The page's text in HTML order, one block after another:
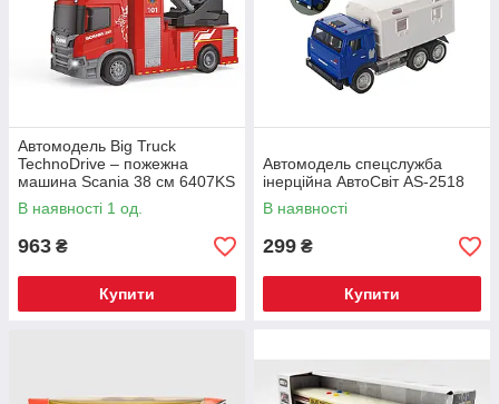
Автомодель Big Truck
TechnoDrive – пожежна
машина Scania 38 см 6407KS
В наявності 1 од.
963 ₴
Купити
Автомодель спецслужба
інерційна АвтоСвіт AS-2518
В наявності
299 ₴
Купити